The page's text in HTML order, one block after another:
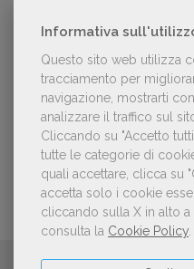
Informativa
Questo sito web utilizza
tracciamento per
navigazione, mostrarti
analizzare il traffico sul
Cliccando su "Accetto
tutte le categorie di
quali accettare, clicca su
accetta solo i cookie
cliccando sulla X in alto a
consulta la Cookie Policy
Aperte le
della China
Children's
entro il 21